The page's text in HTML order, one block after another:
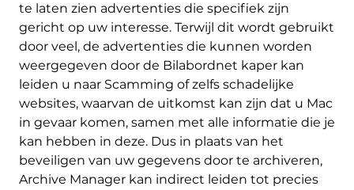
te laten zien advertenties die specifiek zijn
gericht op uw interesse. Terwijl dit wordt gebruikt
door veel, de advertenties die kunnen worden
weergegeven door de Bilabordnet kaper kan
leiden u naar Scamming of zelfs schadelijke
websites, waarvan de uitkomst kan zijn dat u Mac
in gevaar komen, samen met alle informatie die je
kan hebben in deze. Dus in plaats van het
beveiligen van uw gegevens door te archiveren,
Archive Manager kan indirect leiden tot precies